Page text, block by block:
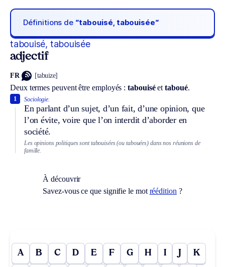
Définitions de “tabouisé, tabouisée“
tabouisé, tabouisée
adjectif
FR [tabuize]
Deux termes peuvent être employés :tabouiséettaboué.
Sociologie.
En parlant d’un sujet, d’un fait, d’une opinion, que
l’on évite, voire que l’on interdit d’aborder en
société.
1
Les opinions politiques sont tabouisées (ou tabouées) dans nos réunions de
famille.
À découvrir
Savez-vous ce que signifie le mot réédition ?
A B C D E F G H I J K